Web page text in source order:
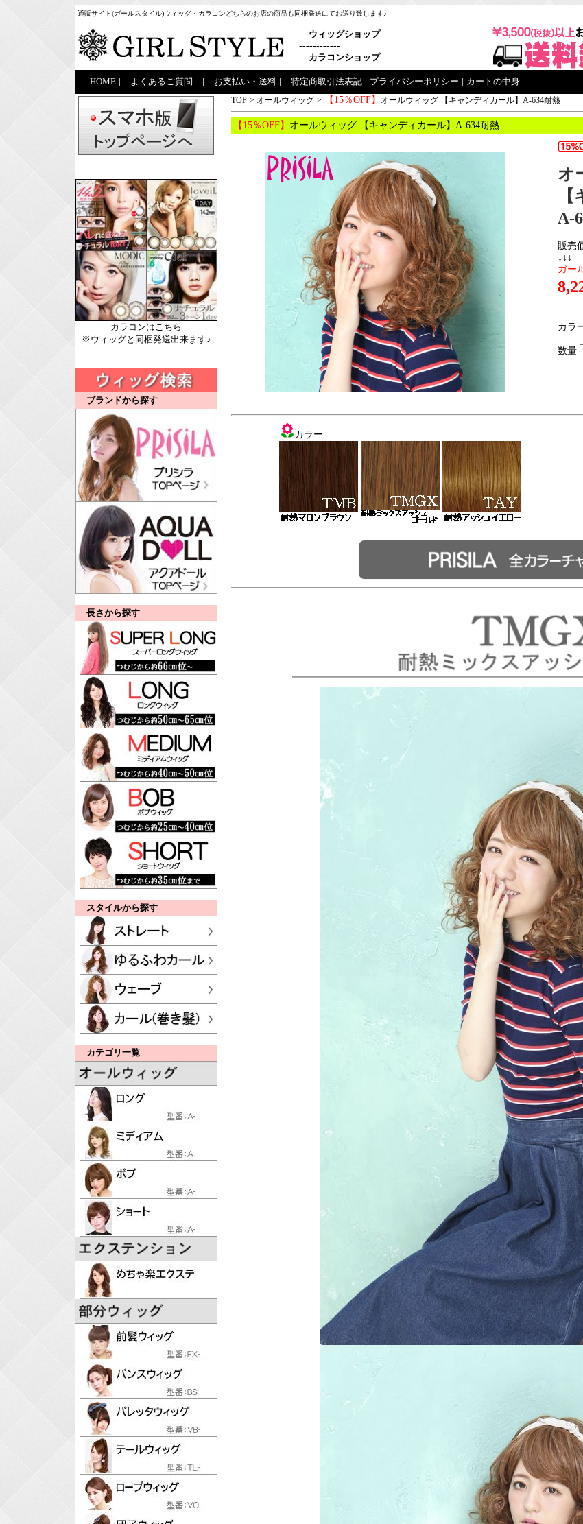
通販サイト(ガールスタイル)ウィッグ・カラコンどちらのお店の商品も同梱発送にてお送り致します♪
ウィッグショップ
------------
カラコンショップ
HOME よくあるご質問 お支払い・送料 特定商取引法表記 プライバシーポリシー カートの中身|
カラコンはこちら
※ウィッグと同梱発送出来ます♪
ブランドから探す
長さから探す
スタイルから探す
カテゴリ一覧
TOP > オールウィッグ > 【15％OFF】 オールウィッグ 【キャンディカール】A-634耐熱
【15％OFF】 オールウィッグ 【キャンディカール】A-634耐熱
オ
A-
販売
↓↓↓
ガー
カラ
数量
カラー